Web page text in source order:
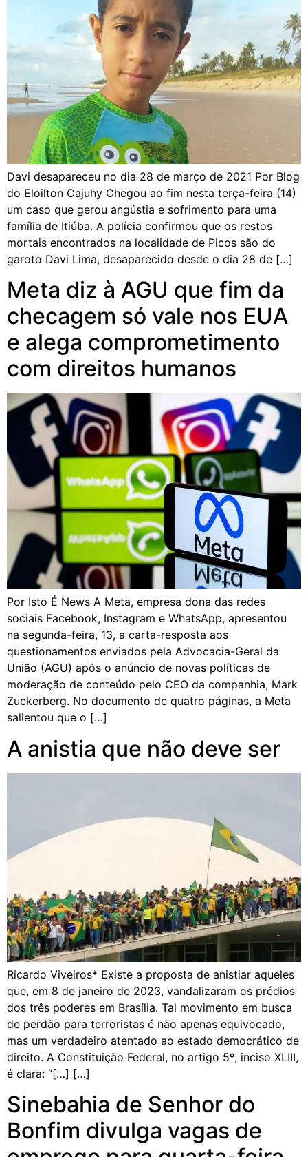
Davi desapareceu no dia 28 de março de 2021 Por Blog
do Eloilton Cajuhy Chegou ao fim nesta terça-feira (14)
um caso que gerou angústia e sofrimento para uma
família de Itiúba. A polícia confirmou que os restos
mortais encontrados na localidade de Picos são do
garoto Davi Lima, desaparecido desde o dia 28 de […]
Meta diz à AGU que fim da
checagem só vale nos EUA
e alega comprometimento
com direitos humanos
Por Isto É News A Meta, empresa dona das redes
sociais Facebook, Instagram e WhatsApp, apresentou
na segunda-feira, 13, a carta-resposta aos
questionamentos enviados pela Advocacia-Geral da
União (AGU) após o anúncio de novas políticas de
moderação de conteúdo pelo CEO da companhia, Mark
Zuckerberg. No documento de quatro páginas, a Meta
salientou que o […]
A anistia que não deve ser
Ricardo Viveiros* Existe a proposta de anistiar aqueles
que, em 8 de janeiro de 2023, vandalizaram os prédios
dos três poderes em Brasília. Tal movimento em busca
de perdão para terroristas é não apenas equivocado,
mas um verdadeiro atentado ao estado democrático de
direito. A Constituição Federal, no artigo 5º, inciso XLIII,
é clara: “[…] […]
Sinebahia de Senhor do
Bonfim divulga vagas de